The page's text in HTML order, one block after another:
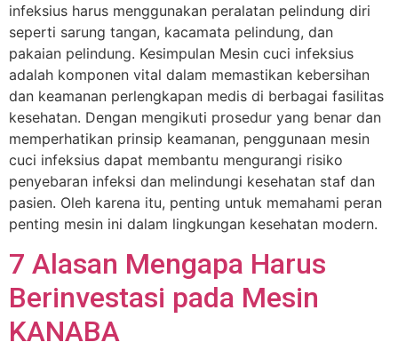
infeksius harus menggunakan peralatan pelindung diri
seperti sarung tangan, kacamata pelindung, dan
pakaian pelindung. Kesimpulan Mesin cuci infeksius
adalah komponen vital dalam memastikan kebersihan
dan keamanan perlengkapan medis di berbagai fasilitas
kesehatan. Dengan mengikuti prosedur yang benar dan
memperhatikan prinsip keamanan, penggunaan mesin
cuci infeksius dapat membantu mengurangi risiko
penyebaran infeksi dan melindungi kesehatan staf dan
pasien. Oleh karena itu, penting untuk memahami peran
penting mesin ini dalam lingkungan kesehatan modern.
7 Alasan Mengapa Harus
Berinvestasi pada Mesin
KANABA